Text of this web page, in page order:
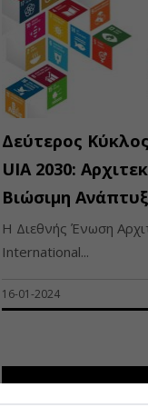
Δεύτερος
UIA 2030:
Βιώσιμη
Η Διεθνής Ένωση
International...
16-01-2024